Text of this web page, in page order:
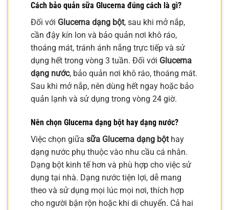
Cách bảo quản sữa Glucerna đúng cách là gì?
Đối với Glucerna dạng bột, sau khi mở nắp,
cần đậy kín lon và bảo quản nơi khô ráo,
thoáng mát, tránh ánh nắng trực tiếp và sử
dụng hết trong vòng 3 tuần. Đối với Glucerna
dạng nước, bảo quản nơi khô ráo, thoáng mát.
Sau khi mở nắp, nên dùng hết ngay hoặc bảo
quản lạnh và sử dụng trong vòng 24 giờ.
Nên chọn Glucerna dạng bột hay dạng nước?
Việc chọn giữa sữa Glucerna dạng bộthay
dạng nước phụ thuộc vào nhu cầu cá nhân.
Dạng bột kinh tế hơn và phù hợp cho việc sử
dụng tại nhà. Dạng nước tiện lợi, dễ mang
theo và sử dụng mọi lúc mọi nơi, thích hợp
cho người bận rộn hoặc khi di chuyển. Cả hai